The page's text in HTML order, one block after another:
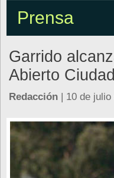
Prensa
Garrido
Abierto
Redacción | 10 de julio